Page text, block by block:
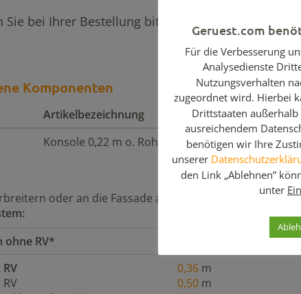
Sie bei Ihrer Bestellung bitte gleich die
Komponenten
Artikelbezeichnung
Konsole 0,22 m o. Rohrverbinder / Layhee
oder an die Fassade anpassen – Konsolen mit
ohne RV*
0,36 m
0,50 m
Geruest.com
Für die Verbesserung
Analysedienste
Nutzungsverhalten
zugeordnet wird. Hierbei
Drittstaaten
ausreichendem
benötigen wir Ihre
unserer
den Link „Ablehnen”
unter